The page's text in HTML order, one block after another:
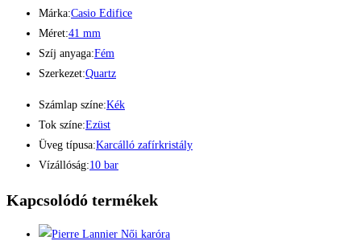
Márka:Casio Edifice
Méret:41 mm
Szíj anyaga:Fém
Szerkezet:Quartz
Számlap színe:Kék
Tok színe:Ezüst
Üveg típusa:Karcálló zafírkristály
Vízállóság:10 bar
Kapcsolódó termékek